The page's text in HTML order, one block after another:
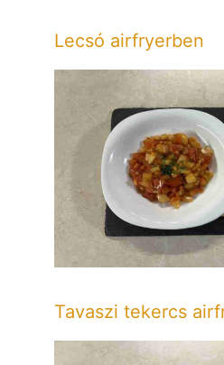
Lecsó airfryerben
Tavaszi tekercs